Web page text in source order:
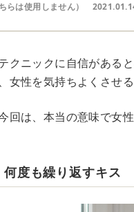
らは使用しません）
クニックに自信がある
女性を気持ちよくさせ
回は、本当の意味で女
何度も繰り返すキス